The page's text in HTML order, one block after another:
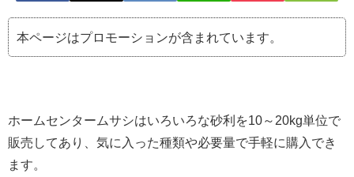
本ページはプロモーションが含まれています。
ホームセンタームサシはいろいろな砂利を10～20kg単位で
販売してあり、気に入った種類や必要量で手軽に購入でき
ます。